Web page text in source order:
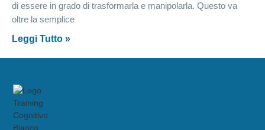
di essere in grado di trasformarla e manipolarla. Questo va
oltre la semplice
Leggi Tutto »